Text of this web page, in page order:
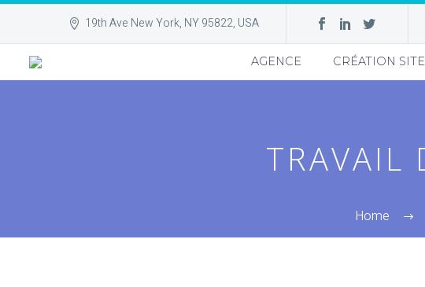
19th Ave New York, NY 95822, USA
AGENCE CRÉATION
TRAVAIL
Home